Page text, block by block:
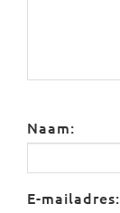
Naam:
E-mailadres: